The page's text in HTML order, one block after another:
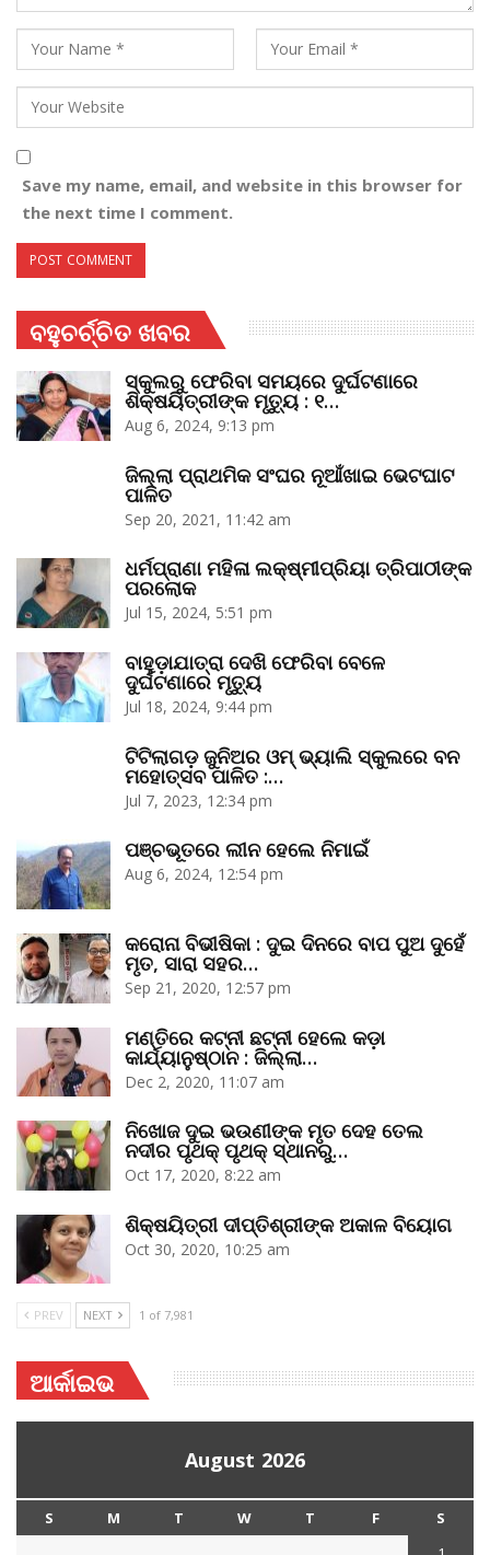
Save my name, email, and website in this browser for
the next time I comment.
ବହୁଚର୍ଚ୍ଚିତ ଖବର
ସ୍କୁଲରୁ ଫେରିବା ସମୟରେ ଦୁର୍ଘଟଣାରେ
ଶିକ୍ଷୟିତ୍ରୀଙ୍କ ମୃତ୍ୟୁ : ୧…
Aug 6, 2024, 9:13 pm
ଜିଲ୍ଲା ପ୍ରାଥମିକ ସଂଘର ନୂଆଁଖାଇ ଭେଟଘାଟ
ପାଳିତ
Sep 20, 2021, 11:42 am
ଧର୍ମପ୍ରାଣା ମହିଳା ଲକ୍ଷ୍ମୀପ୍ରିୟା ତ୍ରିପାଠୀଙ୍କ
ପରଲୋକ
Jul 15, 2024, 5:51 pm
ବାହୁଡ଼ାଯାତ୍ରା ଦେଖି ଫେରିବା ବେଳେ
ଦୁର୍ଘଟଣାରେ ମୃତ୍ୟୁ
Jul 18, 2024, 9:44 pm
ଟିଟିଲାଗଡ଼ ଜୁନିଅର ଓମ୍‌ ଭ୍ୟାଲି ସ୍କୁଲରେ ବନ
ମହୋତ୍ସବ ପାଳିତ :…
Jul 7, 2023, 12:34 pm
ପଞ୍ଚଭୂତରେ ଲୀନ ହେଲେ ନିମାଇଁ
Aug 6, 2024, 12:54 pm
କରୋନା ବିଭୀଷିକା : ଦୁଇ ଦିନରେ ବାପ ପୁଅ ଦୁହେଁ
ମୃତ, ସାରା ସହର…
Sep 21, 2020, 12:57 pm
ମଣ୍ତିରେ କଟ୍‌ନୀ ଛଟ୍‌ନୀ ହେଲେ କଡ଼ା
କାର୍ଯ୍ୟାନୁଷ୍ଠାନ : ଜିଲ୍ଲା…
Dec 2, 2020, 11:07 am
ନିଖୋଜ ଦୁଇ ଭଉଣୀଙ୍କ ମୃତ ଦେହ ତେଲ
ନଦୀର ପୃଥକ୍‌ ପୃଥକ୍‌ ସ୍ଥାନରୁ…
Oct 17, 2020, 8:22 am
ଶିକ୍ଷୟିତ୍ରୀ ଦୀପ୍ତିଶ୍ରୀଙ୍କ ଅକାଳ ବିୟୋଗ
Oct 30, 2020, 10:25 am
PREV NEXT 1 of 7,981
ଆର୍କାଇଭ
August 2026
S M T W T F
S